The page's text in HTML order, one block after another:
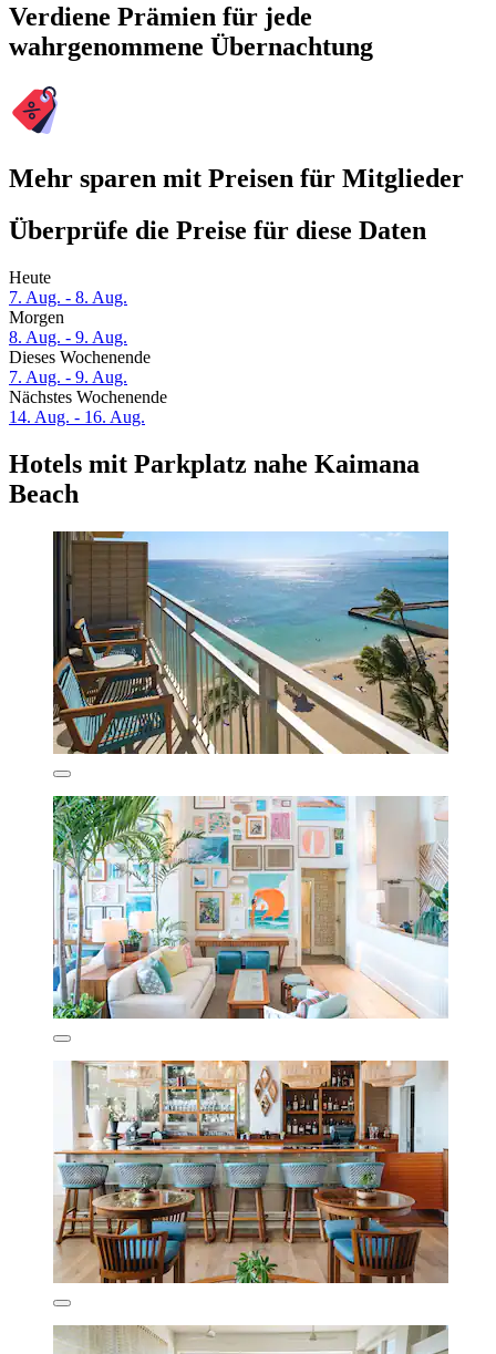
Verdiene Prämien für jede
wahrgenommene Übernachtung
Mehr sparen mit Preisen für Mitglieder
Überprüfe die Preise für diese Daten
Heute
7. Aug. - 8. Aug.
Morgen
8. Aug. - 9. Aug.
Dieses Wochenende
7. Aug. - 9. Aug.
Nächstes Wochenende
14. Aug. - 16. Aug.
Hotels mit Parkplatz nahe Kaimana
Beach